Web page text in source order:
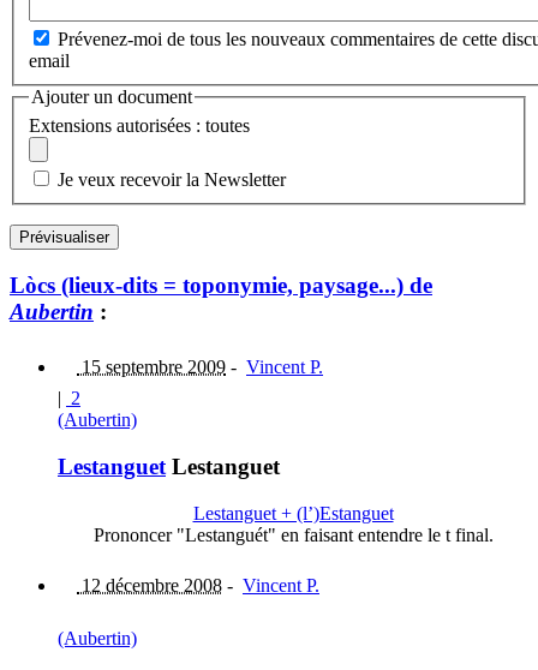
Prévenez-moi de tous les nouveaux commentaires de cette
email
Ajouter un document
Extensions autorisées : toutes
Je veux recevoir la Newsletter
Lòcs (lieux-dits = toponymie, paysage...) de
Aubertin :
15 septembre 2009 - Vincent P.
| 2
(Aubertin)
Lestanguet Lestanguet
Lestanguet + (l’)Estanguet
Prononcer "Lestanguét" en faisant entendre le t final.
12 décembre 2008 - Vincent P.
(Aubertin)